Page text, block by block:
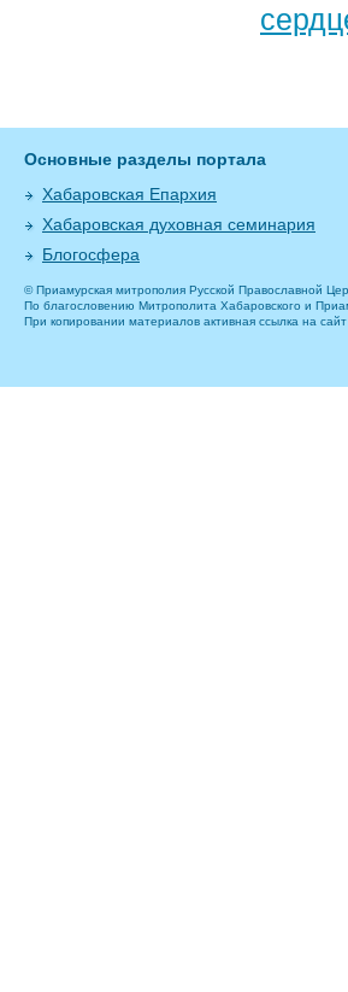
Основные разделы портала
Хабаровская Епархия
Хабаровская духовная семинария
Блогосфера
© Приамурская митрополия Русской Православной
По благословению Митрополита Хабаровского и
При копировании материалов активная ссылка на сайт